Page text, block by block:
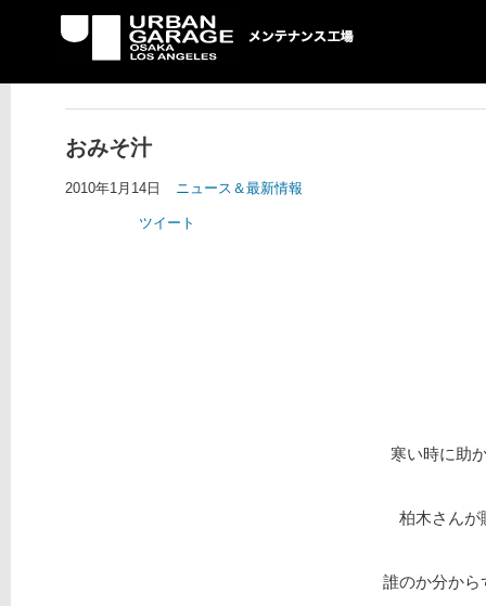
UG メンテナンス工場
おみそ汁
2010年1月14日 ニュース＆最新情報
ツイート
寒い時に助
柏木さんが
誰のか分から